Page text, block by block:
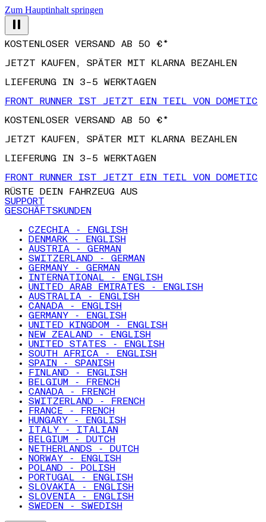
Zum Hauptinhalt springen
KOSTENLOSER VERSAND AB 50 €*
JETZT KAUFEN, SPÄTER MIT KLARNA BEZAHLEN
LIEFERUNG IN 3–5 WERKTAGEN
FRONT RUNNER IST JETZT EIN TEIL VON DOMETIC
KOSTENLOSER VERSAND AB 50 €*
JETZT KAUFEN, SPÄTER MIT KLARNA BEZAHLEN
LIEFERUNG IN 3–5 WERKTAGEN
FRONT RUNNER IST JETZT EIN TEIL VON DOMETIC
RÜSTE DEIN FAHRZEUG AUS
SUPPORT
GESCHÄFTSKUNDEN
CZECHIA - ENGLISH
DENMARK - ENGLISH
AUSTRIA - GERMAN
SWITZERLAND - GERMAN
GERMANY - GERMAN
INTERNATIONAL - ENGLISH
UNITED ARAB EMIRATES - ENGLISH
AUSTRALIA - ENGLISH
CANADA - ENGLISH
GERMANY - ENGLISH
UNITED KINGDOM - ENGLISH
NEW ZEALAND - ENGLISH
UNITED STATES - ENGLISH
SOUTH AFRICA - ENGLISH
SPAIN - SPANISH
FINLAND - ENGLISH
BELGIUM - FRENCH
CANADA - FRENCH
SWITZERLAND - FRENCH
FRANCE - FRENCH
HUNGARY - ENGLISH
ITALY - ITALIAN
BELGIUM - DUTCH
NETHERLANDS - DUTCH
NORWAY - ENGLISH
POLAND - POLISH
PORTUGAL - ENGLISH
SLOVAKIA - ENGLISH
SLOVENIA - ENGLISH
SWEDEN - SWEDISH